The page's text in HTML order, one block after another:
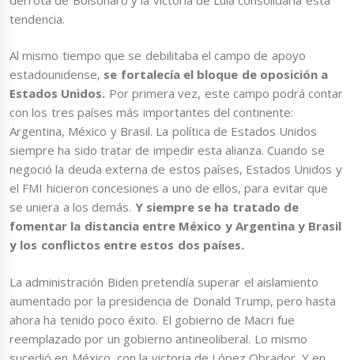
tendencia.
Al mismo tiempo que se debilitaba el campo de apoyo
estadounidense, se fortalecía el bloque de oposición a
Estados Unidos. Por primera vez, este campo podrá contar
con los tres países más importantes del continente:
Argentina, México y Brasil. La política de Estados Unidos
siempre ha sido tratar de impedir esta alianza. Cuando se
negoció la deuda externa de estos países, Estados Unidos y
el FMI hicieron concesiones a uno de ellos, para evitar que
se uniera a los demás. Y siempre se ha tratado de
fomentar la distancia entre México y Argentina y Brasil
y los conflictos entre estos dos países.
La administración Biden pretendía superar el aislamiento
aumentado por la presidencia de Donald Trump, pero hasta
ahora ha tenido poco éxito. El gobierno de Macri fue
reemplazado por un gobierno antineoliberal. Lo mismo